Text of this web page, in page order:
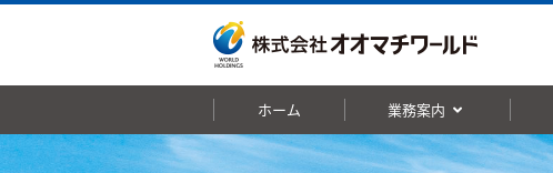
ホーム 業務案内